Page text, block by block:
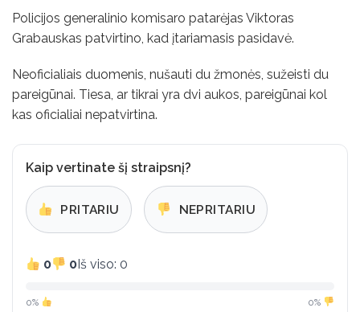
Policijos generalinio komisaro patarėjas Viktoras
Grabauskas patvirtino, kad įtariamasis pasidavė.
Neoficialiais duomenis, nušauti du žmonės, sužeisti du
pareigūnai. Tiesa, ar tikrai yra dvi aukos, pareigūnai kol
kas oficialiai nepatvirtina.
Kaip vertinate šį straipsnį?
PRITARIU NEPRITARIU
0 0Iš viso: 0
0% 0%